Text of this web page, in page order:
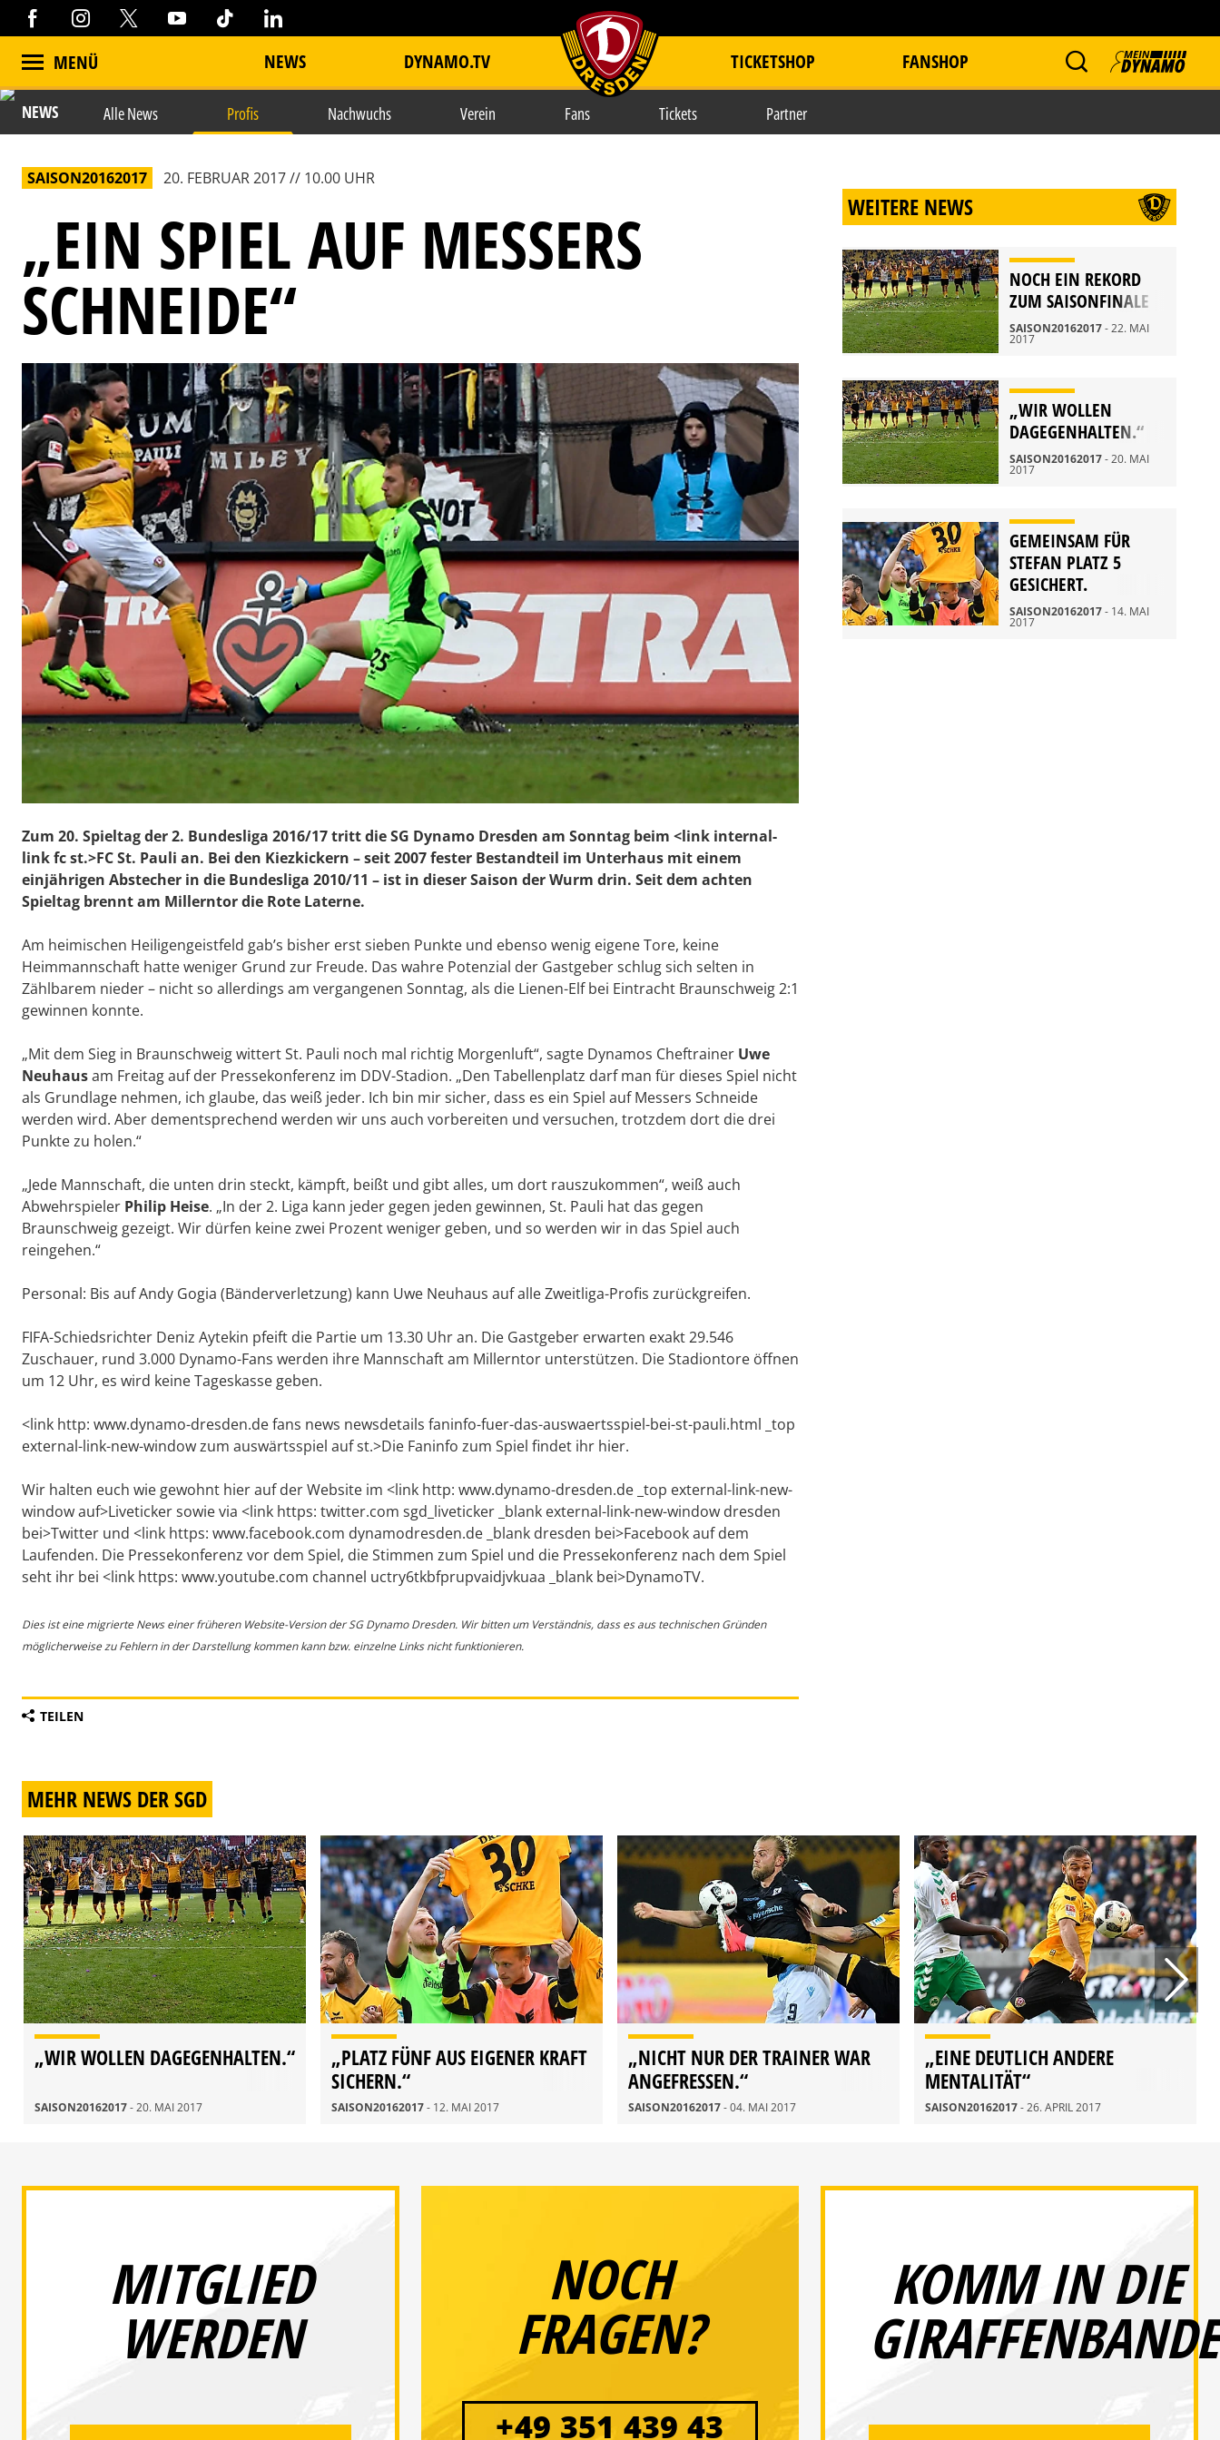
MENÜ NEWS DYNAMO.TV item.title TICKETSHOP FANSHOP
NEWS Alle News Profis Nachwuchs Verein Fans Tickets Partner
SAISON20162017 20. FEBRUAR 2017 // 10.00 UHR
„EIN SPIEL AUF MESSERS
SCHNEIDE“
Zum 20. Spieltag der 2. Bundesliga 2016/17 tritt die SG Dynamo Dresden am Sonntag beim <link internal-
link fc st.>FC St. Pauli an. Bei den Kiezkickern – seit 2007 fester Bestandteil im Unterhaus mit einem
einjährigen Abstecher in die Bundesliga 2010/11 – ist in dieser Saison der Wurm drin. Seit dem achten
Spieltag brennt am Millerntor die Rote Laterne.
Am heimischen Heiligengeistfeld gab’s bisher erst sieben Punkte und ebenso wenig eigene Tore, keine
Heimmannschaft hatte weniger Grund zur Freude. Das wahre Potenzial der Gastgeber schlug sich selten in
Zählbarem nieder – nicht so allerdings am vergangenen Sonntag, als die Lienen-Elf bei Eintracht Braunschweig 2:1
gewinnen konnte.
„Mit dem Sieg in Braunschweig wittert St. Pauli noch mal richtig Morgenluft“, sagte Dynamos Cheftrainer Uwe
Neuhausam Freitag auf der Pressekonferenz im DDV-Stadion. „Den Tabellenplatz darf man für dieses Spiel nicht
als Grundlage nehmen, ich glaube, das weiß jeder. Ich bin mir sicher, dass es ein Spiel auf Messers Schneide
werden wird. Aber dementsprechend werden wir uns auch vorbereiten und versuchen, trotzdem dort die drei
Punkte zu holen.“
„Jede Mannschaft, die unten drin steckt, kämpft, beißt und gibt alles, um dort rauszukommen“, weiß auch
Abwehrspieler Philip Heise. „In der 2. Liga kann jeder gegen jeden gewinnen, St. Pauli hat das gegen
Braunschweig gezeigt. Wir dürfen keine zwei Prozent weniger geben, und so werden wir in das Spiel auch
reingehen.“
Personal: Bis auf Andy Gogia (Bänderverletzung) kann Uwe Neuhaus auf alle Zweitliga-Profis zurückgreifen.
FIFA-Schiedsrichter Deniz Aytekin pfeift die Partie um 13.30 Uhr an. Die Gastgeber erwarten exakt 29.546
Zuschauer, rund 3.000 Dynamo-Fans werden ihre Mannschaft am Millerntor unterstützen. Die Stadiontore öffnen
um 12 Uhr, es wird keine Tageskasse geben.
<link http: www.dynamo-dresden.de fans news newsdetails faninfo-fuer-das-auswaertsspiel-bei-st-pauli.html _top
external-link-new-window zum auswärtsspiel auf st.>Die Faninfo zum Spiel findet ihr hier.
Wir halten euch wie gewohnt hier auf der Website im <link http: www.dynamo-dresden.de _top external-link-new-
window auf>Liveticker sowie via <link https: twitter.com sgd_liveticker _blank external-link-new-window dresden
bei>Twitter und <link https: www.facebook.com dynamodresden.de _blank dresden bei>Facebook auf dem
Laufenden. Die Pressekonferenz vor dem Spiel, die Stimmen zum Spiel und die Pressekonferenz nach dem Spiel
seht ihr bei <link https: www.youtube.com channel uctry6tkbfprupvaidjvkuaa _blank bei>DynamoTV.
Dies ist eine migrierte News einer früheren Website-Version der SG Dynamo Dresden. Wir bitten um Verständnis, dass es aus technischen Gründen
möglicherweise zu Fehlern in der Darstellung kommen kann bzw. einzelne Links nicht funktionieren.
TEILEN
WEITERE NEWS
NOCH EIN REKORD
ZUM SAISONFINALE
SAISON20162017- 22. MAI
2017
„WIR WOLLEN
DAGEGENHALTEN.“
SAISON20162017- 20. MAI
2017
GEMEINSAM FÜR
STEFAN PLATZ 5
GESICHERT.
SAISON20162017- 14. MAI
2017
MEHR NEWS DER SGD
„WIR WOLLEN DAGEGENHALTEN.“
SAISON20162017- 20. MAI 2017
„PLATZ FÜNF AUS EIGENER KRAFT
SICHERN.“
SAISON20162017- 12. MAI 2017
„NICHT NUR DER TRAINER WAR
ANGEFRESSEN.“
SAISON20162017- 04. MAI 2017
„EINE DEUTLICH ANDERE
MENTALITÄT“
SAISON20162017- 26. APRIL 2017
MITGLIED
WERDEN
NOCH
FRAGEN?
+49 351 439 43
KOMM IN DIE
GIRAFFENBANDE